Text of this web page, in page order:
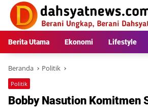
Langsung
konten
Berita Utama Ekonomi Lifestyle
Beranda Politik
Politik
Bobby Nasution Komitmen